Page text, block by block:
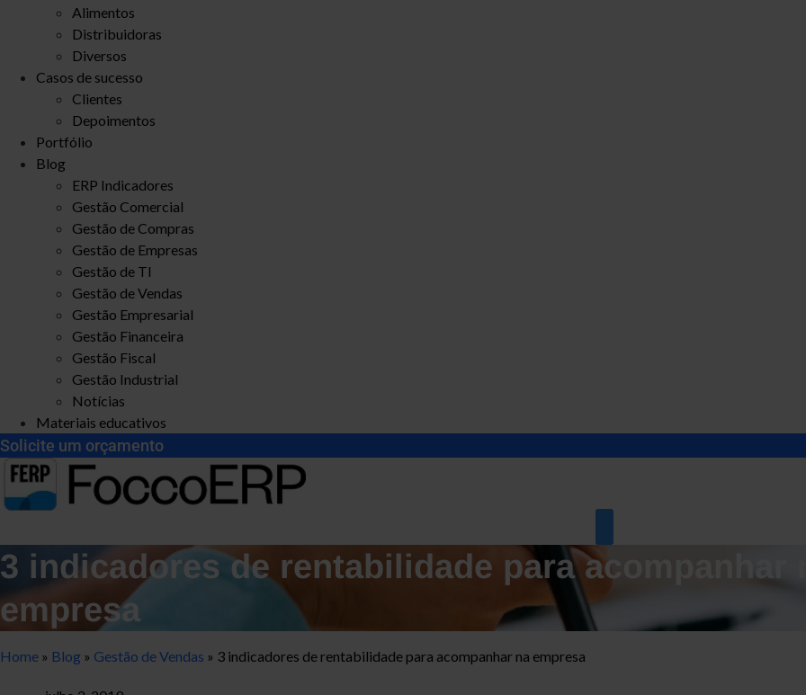
Alimentos
Distribuidoras
Diversos
Casos de sucesso
Clientes
Depoimentos
Portfólio
Blog
ERP Indicadores
Gestão Comercial
Gestão de Compras
Gestão de Empresas
Gestão de TI
Gestão de Vendas
Gestão Empresarial
Gestão Financeira
Gestão Fiscal
Gestão Industrial
Notícias
Materiais educativos
Solicite um orçamento
3 indicadores de rentabilidade para acompanhar
empresa
Home » Blog » Gestão de Vendas » 3 indicadores de rentabilidade para acompanhar na empresa